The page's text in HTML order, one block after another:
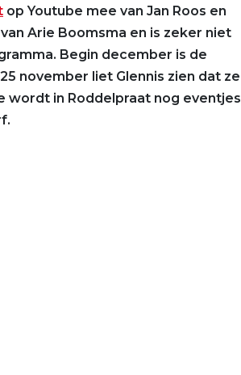
op Youtube mee van Jan Roos en
Arie Boomsma en is zeker niet
Begin december is de
november liet Glennis zien dat ze
wordt in Roddelpraat nog eventjes